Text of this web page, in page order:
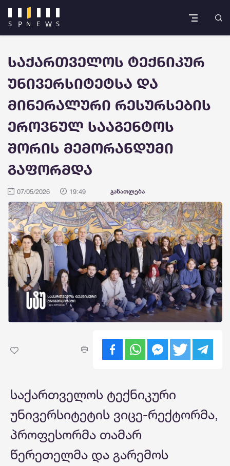
საქართველოს ტექნიკურ
უნივერსიტეტსა და
მინერალური რესურსების
ეროვნულ სააგენტოს
შორის მემორანდუმი
გაფორმდა
07/05/2026 19:49 განათლება
საქართველოს ტექნიკური
უნივერსიტეტის ვიცე-რექტორმა,
პროფესორმა თამარ
წერეთელმა და გარემოს